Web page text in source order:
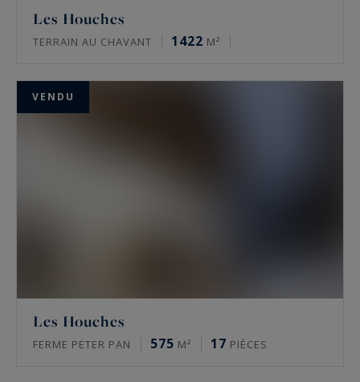
Les Houches
TERRAIN AU CHAVANT 1422 M²
VENDU
Les Houches
FERME PETER PAN 575 M² 17 PIÈCES